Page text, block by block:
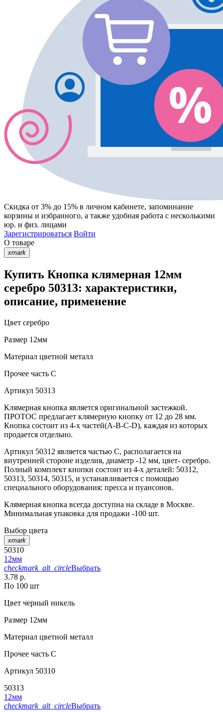
Скидка от 3% до 15% в личном кабинете, запоминание
корзины и избранного, а также удобная работа с несколькими
юр. и физ. лицами
Зарегистрироваться Войти
О товаре
xmark
Купить Кнопка клямерная 12мм
серебро 50313: характеристики,
описание, применение
Цвет серебро
Размер 12мм
Материал цветной металл
Прочее часть C
Артикул 50313
Клямерная кнопка является оригинальной застежкой.
ПРОТОС предлагает клямерную кнопку от 12 до 28 мм.
Кнопка состоит из 4-х частей(А-В-С-D), каждая из которых
продается отдельно.
Артикул 50312 является частью С, располагается на
внутренней стороне изделия, диаметр -12 мм, цвет- серебро.
Полный комплект кнопки состоит из 4-х деталей: 50312,
50313, 50314, 50315, и устанавливается с помощью
специального оборудования: пресса и пуансонов.
Клямерная кнопка всегда доступна на складе в Москве.
Минимальная упаковка для продажи -100 шт.
Выбор цвета
xmark
50310
12мм
checkmark_alt_circleВыбрать
3.78 р.
По 100 шт
Цвет черный никель
Размер 12мм
Материал цветной металл
Прочее часть C
Артикул 50310
50313
12мм
checkmark_alt_circleВыбрать